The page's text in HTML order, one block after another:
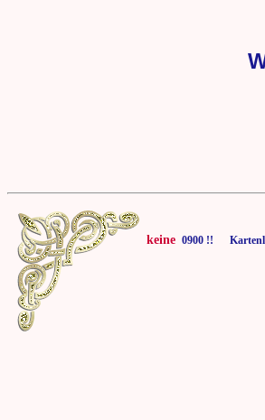
keine 0900 !!